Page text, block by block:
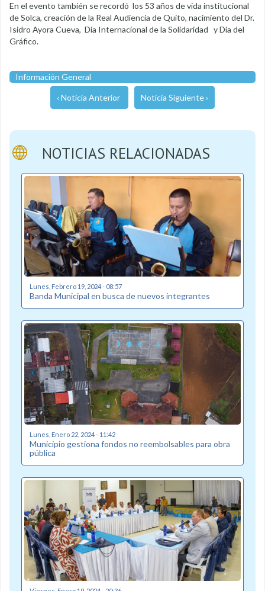
En el evento también se recordó los 53 años de vida institucional
de Solca, creación de la Real Audiencia de Quito, nacimiento del Dr.
Isidro Ayora Cueva, Día Internacional de la Solidaridad y Día del
Gráfico.
Información General
‹ Noticia Anterior Noticia Siguiente ›
NOTICIAS RELACIONADAS
Lunes, Febrero 19, 2024 - 08:57
Banda Municipal en busca de nuevos integrantes
Lunes, Enero 22, 2024 - 11:42
Municipio gestiona fondos no reembolsables para obra
pública